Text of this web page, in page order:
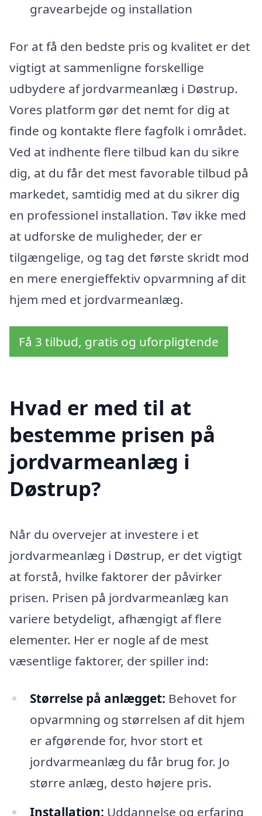
gravearbejde og installation
For at få den bedste pris og kvalitet er det
vigtigt at sammenligne forskellige
udbydere af jordvarmeanlæg i Døstrup.
Vores platform gør det nemt for dig at
finde og kontakte flere fagfolk i området.
Ved at indhente flere tilbud kan du sikre
dig, at du får det mest favorable tilbud på
markedet, samtidig med at du sikrer dig
en professionel installation. Tøv ikke med
at udforske de muligheder, der er
tilgængelige, og tag det første skridt mod
en mere energieffektiv opvarmning af dit
hjem med et jordvarmeanlæg.
Få 3 tilbud, gratis og uforpligtende
Hvad er med til at
bestemme prisen på
jordvarmeanlæg i
Døstrup?
Når du overvejer at investere i et
jordvarmeanlæg i Døstrup, er det vigtigt
at forstå, hvilke faktorer der påvirker
prisen. Prisen på jordvarmeanlæg kan
variere betydeligt, afhængigt af flere
elementer. Her er nogle af de mest
væsentlige faktorer, der spiller ind:
Størrelse på anlægget: Behovet for
opvarmning og størrelsen af dit hjem
er afgørende for, hvor stort et
jordvarmeanlæg du får brug for. Jo
større anlæg, desto højere pris.
Installation: Uddannelse og erfaring